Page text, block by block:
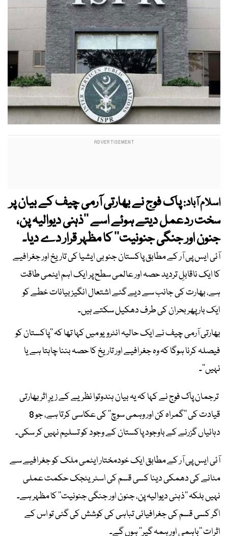
اسلام آباد:پاک فوج نے بھارتی آرمی چیف کے بیان پر
سخت ردعمل دیتے ہوئے اسے ’’ذہنی دیوالیہ پن،
جنون اور جنگی جنونیت‘‘ کا مظہر قرار دے دیا۔
آئی ایس پی آر کے مطابق پاکستان جنوبی ایشیا کی تاریخ اور جغرافیے
کا ایک ناقابلِ تردید حصہ اور عالمی سطح پر ایک اہم ایٹمی طاقت
ہے، بھارت کی جانب سے دیے گئے اشتعال انگیز بیانات خطے کو
ایک بار پھر بحران کی طرف دھکیل سکتے ہیں۔
بھارتی آرمی چیف نے ایک حالیہ انٹرویو میں کہا تھا کہ ’’پاکستان کو
فیصلہ کرنا ہوگا کہ وہ جغرافیے اور تاریخ کا حصہ بننا چاہتا ہے یا
نہیں‘‘۔
ترجمان پاک فوج نے کہا کہ یہ بیان ہندوتوا نظریے کے زیرِ اثر بھارتی
قیادت کی ’’گمراہ کن اور وہمی سوچ‘‘ کی عکاسی کرتا ہے، جو 8
دہائیاں گزرنے کے باوجود پاکستان کے وجود کو تسلیم نہیں کر سکی۔
آئی ایس پی آر کے مطابق ایک خودمختار ایٹمی ملک کو جغرافیے سے
مٹانے کی دھمکی دینا کسی قسم کی اسٹریٹجک حکمت عملی
نہیں بلکہ ’’ذہنی دیوالیہ پن، جنون اور جنگی جنونیت‘‘ کا مظہر ہے۔
اگر کسی قسم کی جغرافیائی تباہی کی کوشش کی گئی تو اس کے
اثرات ’’باہمی اور ہمہ گیر‘‘ ہوں گے۔